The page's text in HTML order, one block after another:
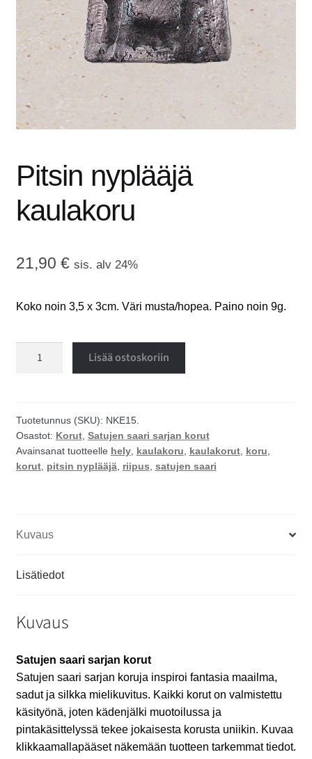
valikko
OTA YHTEYTTÄ
GALLERIA
OSTOSKORI
Pitsin nyplääjä
kaulakoru
21,90 € sis. alv 24%
Koko noin 3,5 x 3cm. Väri musta/hopea. Paino noin 9g.
Lisää ostoskoriin
Tuotetunnus (SKU): NKE15.
Osastot: Korut, Satujen saari sarjan korut
Avainsanat tuotteelle hely, kaulakoru, kaulakorut, koru,
korut, pitsin nyplääjä, riipus, satujen saari
Kuvaus
Lisätiedot
Kuvaus
Satujen saari sarjan korut
Satujen saari sarjan koruja inspiroi fantasia maailma,
sadut ja silkka mielikuvitus. Kaikki korut on valmistettu
käsityönä, joten kädenjälki muotoilussa ja
pintakäsittelyssä tekee jokaisesta korusta uniikin. Kuvaa
klikkaamallapääset näkemään tuotteen tarkemmat tiedot.